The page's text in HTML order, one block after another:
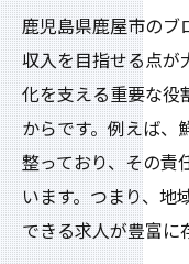
鹿児島県鹿屋市のブ
収入を目指せる点が
化を支える重要な役
からです。例えば、
整っており、その責
います。つまり、地
できる求人が豊富に